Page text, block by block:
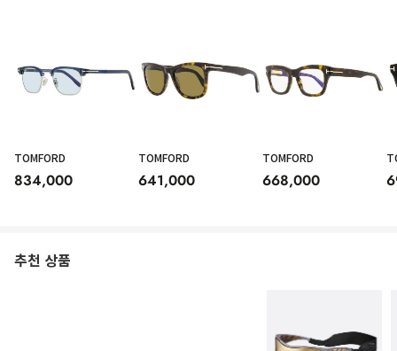
TOMFORD
834,000
TOMFORD
641,000
TOMFORD
668,000
추천 상품